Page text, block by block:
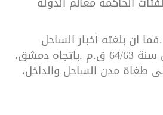
.فما ان بلغته أخبار الساحل
سنة 64/63 ق.م .باتجاه دمشق،
طغاة مدن الساحل والداخل،